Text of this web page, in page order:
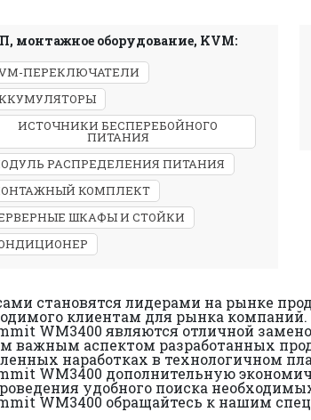
монтажное оборудование, KVM:
ПЕРЕКЛЮЧАТЕЛИ
ИСТОЧНИКИ БЕСПЕРЕБОЙНОГО
ПИТАНИЯ
РАСПРЕДЕЛЕНИЯ ПИТАНИЯ
КОМПЛЕКТ
ШКАФЫ И СТОЙКИ
становятся лидерами на рынке
клиентам для рынка
WM3400 являются отличной
аспектом разработанных
наработках в технологичном
WM3400 дополнительную
удобного поиска
WM3400 обращайтесь к нашим